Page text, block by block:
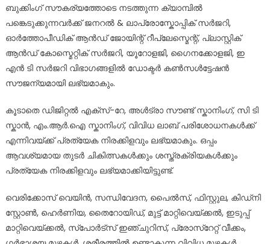
ബുക്കിംഗ് സൗകര്യത്തോടെ നടത്തുന്ന ക്യാമ്പിൽ
പങ്കെടുക്കുന്നവർക്ക് ജനറൽ & ലാപ്രോസ്കോപ്പിക് സർജറി,
ഓർത്തോപീഡിക് ആൻഡ് ജോയിന്റ് റീപ്ലേസ്മെന്റ്, പ്ലാസ്റ്റിക്
ആൻഡ് കോസ്മെറ്റിക് സർജറി, യൂറോളജി, ഗൈനക്കോളജി, ഇ
എൻ ടി സർജറി വിഭാഗങ്ങളിൽ ഡോക്ടർ കൺസൾട്ടേഷൻ
സൗജന്യമായി ലഭ്യമാകും.
കൂടാതെ ഡിജിറ്റൽ എക്സ്-റേ, അൾട്രാ സൗണ്ട് സ്കാനിംഗ്, സി ടി
സ്കാൻ, എം.ആർ.ഐ സ്കാനിംഗ്, വിവിധ ലാബ് പരിശോധനകൾക്ക്
എന്നിവയ്ക്ക് പ്രത്യേക നിരക്കിളവും ലഭ്യമാകും. ഒപ്പം
ആവശ്യമായ തുടർ ചികിത്സകൾക്കും ശസ്ത്രക്രിയകൾക്കും
പ്രത്യേക നിരക്കിളവും ലഭ്യമാക്കിയിട്ടുണ്ട്.
വെരിക്കോസ് വെയിൻ, സന്ധിവേദന, പൈൽസ്, ഫിസ്റ്റുല, കിഡ്‌നി
സ്റ്റോൺ, ഹെർണിയ, തൈറോയിഡ്‌, മുട്ട് മാറ്റിവെയ്ക്കൽ, ഇടുപ്പ്
മാറ്റിവെയ്ക്കൽ, സ്പോർട്സ് ഇഞ്ചുറിസ്, പ്രോസ്‌റേറ്റ് വീക്കം,